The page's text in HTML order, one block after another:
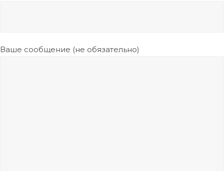
Ваше сообщение (не обязательно)